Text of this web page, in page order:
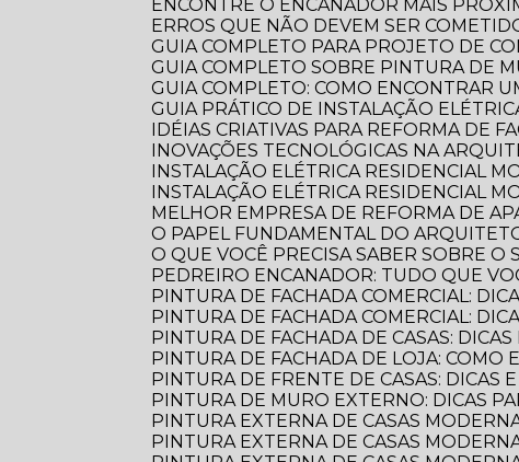
ENCONTRE O ENCANADOR MAIS
ERROS QUE NÃO DEVEM SER
GUIA COMPLETO PARA PROJETO DE
GUIA COMPLETO SOBRE PINTURA DE
GUIA COMPLETO: COMO ENCONTRAR
GUIA PRÁTICO DE INSTALAÇÃO
IDÉIAS CRIATIVAS PARA REFORMA DE
INOVAÇÕES TECNOLÓGICAS NA
INSTALAÇÃO ELÉTRICA RESIDENCIAL
INSTALAÇÃO ELÉTRICA RESIDENCIAL
MELHOR EMPRESA DE REFORMA DE
O PAPEL FUNDAMENTAL DO
O QUE VOCÊ PRECISA SABER SOBRE
PEDREIRO ENCANADOR: TUDO QUE
PINTURA DE FACHADA COMERCIAL:
PINTURA DE FACHADA COMERCIAL:
PINTURA DE FACHADA DE CASAS:
PINTURA DE FACHADA DE LOJA:
PINTURA DE FRENTE DE CASAS: DICAS
PINTURA DE MURO EXTERNO: DICAS
PINTURA EXTERNA DE CASAS
PINTURA EXTERNA DE CASAS